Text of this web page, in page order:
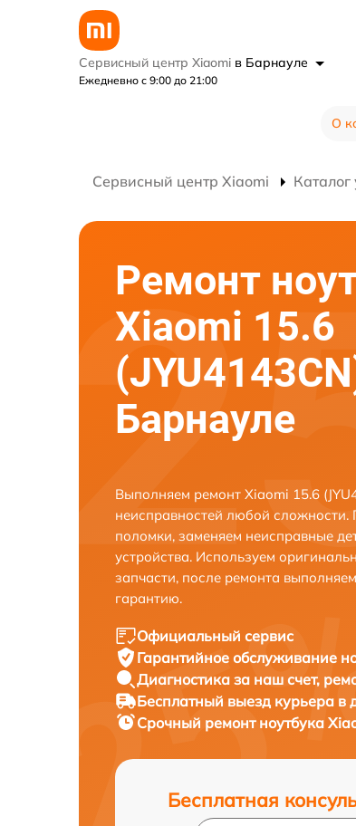
Сервисный центр Xiaomi в Барнауле
Ежедневно с 9:00 до 21:00
О
Сервисный центр Xiaomi Каталог
Ремонт
Xiaomi 15.6
Барнауле
Выполняем ремонт Xiaomi 15.6
неисправностей любой
поломки, заменяем неисправные
устройства. Используем
запчасти, после ремонта
гарантию.
Официальный сервис
Гарантийное обслуживание
Диагностика за наш счет,
Бесплатный выезд курьера в
Срочный ремонт ноутбука
Бесплатная